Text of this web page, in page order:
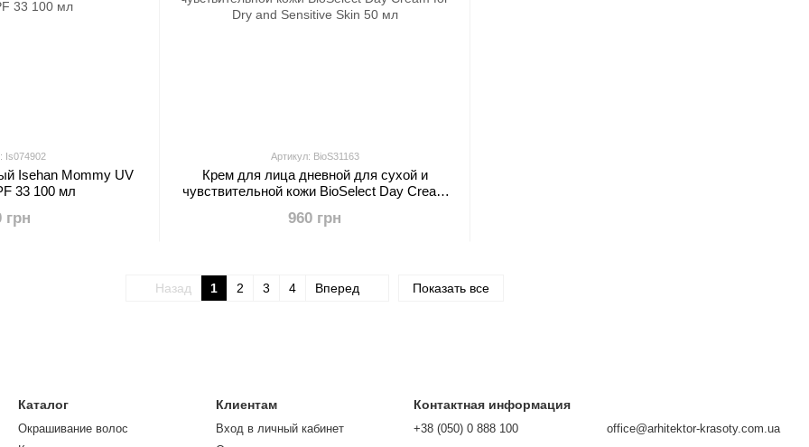
Is074902
Isehan Mommy UV
33 100 мл
грн
Артикул: BioS31163
Крем для лица дневной для сухой и
чувствительной кожи BioSelect Day Cream
960 грн
Назад 1 2 3 4 Вперед Показать все
Каталог
Окрашивание волос
Клиентам
Вход в личный кабинет
Контактная информация
+38 (050) 0 888 100
office@arhitektor-krasoty.com.ua